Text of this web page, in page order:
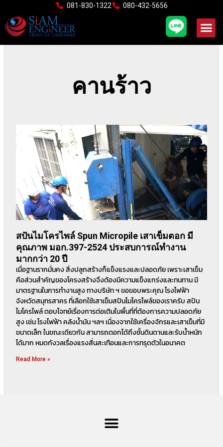
content
081-830-1322 080-432-5656
คานร้าว
สปันไมโครไพล์ Spun Micropile เสาเข็มตอก มี
คุณภาพ มอก.397-2524 ประสบการณ์ทำงาน
มากกว่า 20 ปี
เมื่อฐานรากมั่นคง สิ่งปลูกสร้างก็แข็งแรงและปลอดภัย เพราะเสาเข็ม
คือส่วนสำคัญของโครงสร้างจึงต้องมีความแข็งแกร่งและทนทาน มี
มาตรฐานในการทำงานสูง ทางบริษัท ฯ ขอขอบพระคุณ โรงไฟฟ้า
จังหวัดสมุทรสาคร ที่เลือกใช้เสาเข็มสปันไมโครไพล์ของเราครับ สปัน
ไมโครไพล์ ตอบโจทย์เรื่องการต่อเติมในพื้นที่ที่ต้องการความปลอดภัย
สูง เช่น โรงไฟฟ้า คลังน้ำมัน ฯลฯ เนื่องจากใช้เครื่องจักรและเสาเข็มที่มี
ขนาดเล็ก ในขณะเดียวกัน สามารถตอกได้ถึงชั้นดินดานและรับน้ำหนัก
ได้มาก หมดกังวลเรื่องแรงสั่นสะเทือนและการทรุดตัวในอนาคต
Read More »